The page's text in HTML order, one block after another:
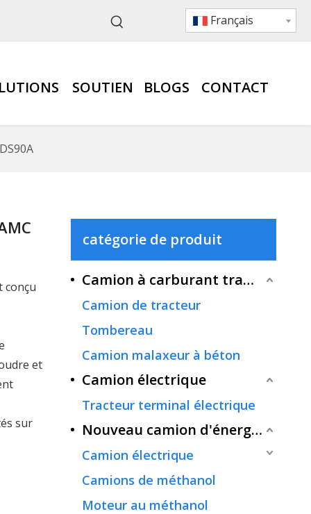
Français
SOUTIEN BLOGS CONTACT
conçu
et
sur
catégorie de produit
Camion à carburant traditionnel
Camion de tracteur
Tombereau
Camion malaxeur à béton
Camion électrique
Tracteur terminal électrique
Nouveau camion d'énergie
Camion électrique
Camions de méthanol
Moteur au méthanol